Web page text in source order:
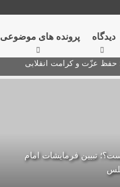
دیدگاه‌ پرونده های موضوعی
تبیین فرمایشات امام